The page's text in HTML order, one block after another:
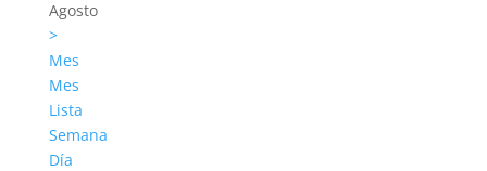
Agosto
>
Mes
Mes
Lista
Semana
Día